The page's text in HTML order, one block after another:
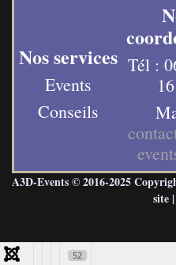
Nos services
Events
Conseils
Tél :
A3D-Events © 2016-2025
site|
52